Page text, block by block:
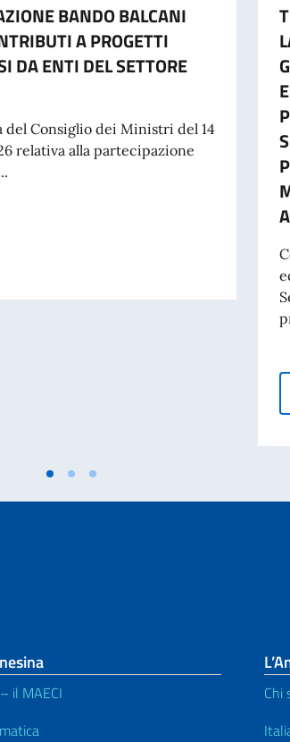
MESSAGGIO AI CONNAZIONALI DEL VICE
BANDO BALCANI
A PROGETTI
DA ENTI DEL SETTORE
del Consiglio dei Ministri del 14
relativa alla partecipazione
BANDO BALCANI 2026: CONTRIBUTI A
il MAECI
Chi